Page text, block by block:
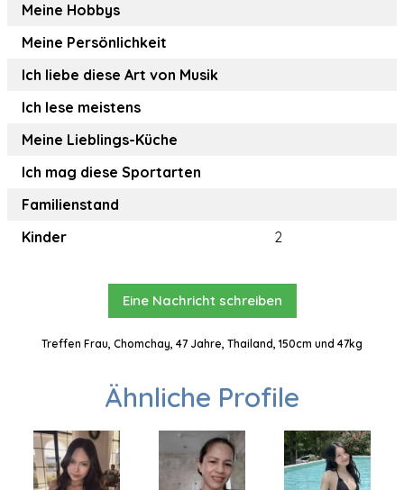
Meine Hobbys
Meine Persönlichkeit
Ich liebe diese Art von Musik
Ich lese meistens
Meine Lieblings-Küche
Ich mag diese Sportarten
Familienstand
Kinder
2
Eine Nachricht schreiben
Treffen Frau, Chomchay, 47 Jahre, Thailand, 150cm und 47kg
Ähnliche Profile